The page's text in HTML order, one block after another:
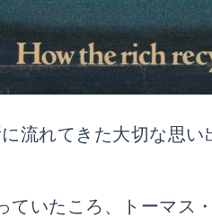
流れてきた大切な思い
いたころ、トーマス